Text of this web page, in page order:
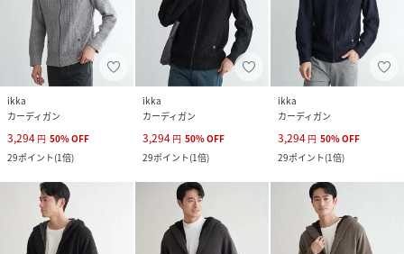
ikka
カーディガン
3,294 円 50%OFF
29ポイント(1倍)
ikka
カーディガン
3,294 円 50%OFF
29ポイント(1倍)
ikka
カーディガン
3,294 円 50%OFF
29ポイント(1倍)